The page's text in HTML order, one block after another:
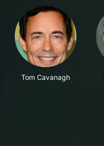
Tom Cavanagh